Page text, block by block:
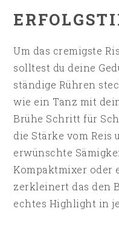
Um das cremigste
solltest du deine
ständige Rühren
wie ein Tanz mit
Brühe Schritt für
die Stärke vom Reis
erwünschte
Kompaktmixer oder
zerkleinert das den
echtes Highlight in